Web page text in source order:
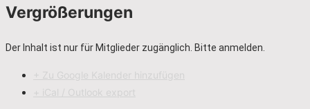
Vergrößerungen
Der Inhalt ist nur für Mitglieder zugänglich. Bitte anmelden.
+ Zu Google Kalender hinzufügen
+ iCal / Outlook export